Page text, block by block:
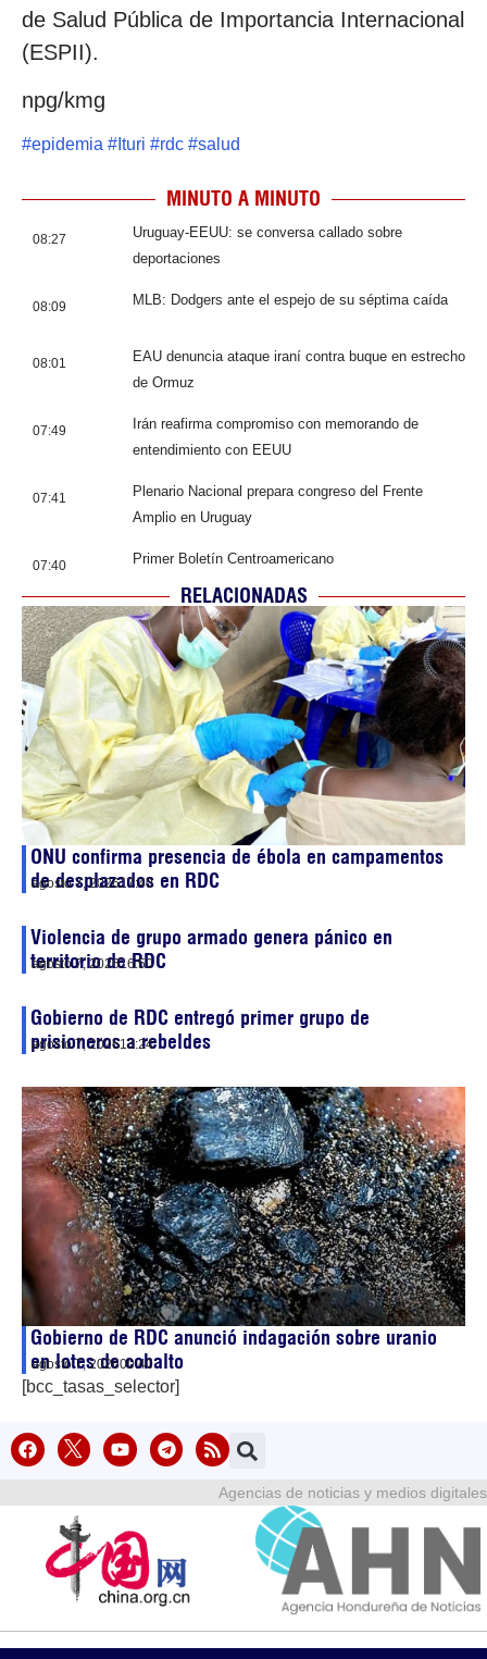
de Salud Pública de Importancia Internacional
(ESPII).
npg/kmg
#epidemia # Ituri #rdc #salud
MINUTO A MINUTO
08:27
Uruguay-EEUU: se conversa callado sobre
deportaciones
08:09 MLB: Dodgers ante el espejo de su séptima caída
08:01
EAU denuncia ataque iraní contra buque en estrecho
de Ormuz
07:49
Irán reafirma compromiso con memorando de
entendimiento con EEUU
07:41
Plenario Nacional prepara congreso del Frente
Amplio en Uruguay
07:40 Primer Boletín Centroamericano
RELACIONADAS
ONU confirma presencia de ébola en campamentos
de desplazados en RDC
agosto 7, 202617:40
Violencia de grupo armado genera pánico en
territorio de RDC
agosto 7, 202616:50
Gobierno de RDC entregó primer grupo de
prisioneros a rebeldes
agosto 7, 202613:24
Gobierno de RDC anunció indagación sobre uranio
en lotes de cobalto
agosto 7, 202600:40
[bcc_tasas_selector]
Agencias de noticias y medios digitales